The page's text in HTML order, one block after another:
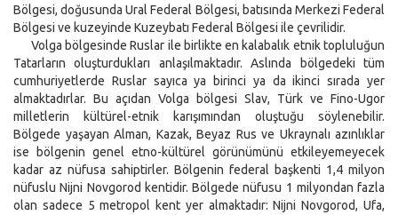
Bölgesi, doğusunda Ural Federal Bölgesi, batısında Merkezi Federal
Bölgesi ve kuzeyinde Kuzeybatı Federal Bölgesi ile çevrilidir.
Volga bölgesinde Ruslar ile birlikte en kalabalık etnik topluluğun
Tatarların oluşturdukları anlaşılmaktadır. Aslında bölgedeki tüm
cumhuriyetlerde Ruslar sayıca ya birinci ya da ikinci sırada yer
almaktadırlar. Bu açıdan Volga bölgesi Slav, Türk ve Fino-Ugor
milletlerin kültürel-etnik karışımından oluştuğu söylenebilir.
Bölgede yaşayan Alman, Kazak, Beyaz Rus ve Ukraynalı azınlıklar
ise bölgenin genel etno-kültürel görünümünü etkileyemeyecek
kadar az nüfusa sahiptirler. Bölgenin federal başkenti 1,4 milyon
nüfuslu Nijni Novgorod kentidir. Bölgede nüfusu 1 milyondan fazla
olan sadece 5 metropol kent yer almaktadır: Nijni Novgorod, Ufa,